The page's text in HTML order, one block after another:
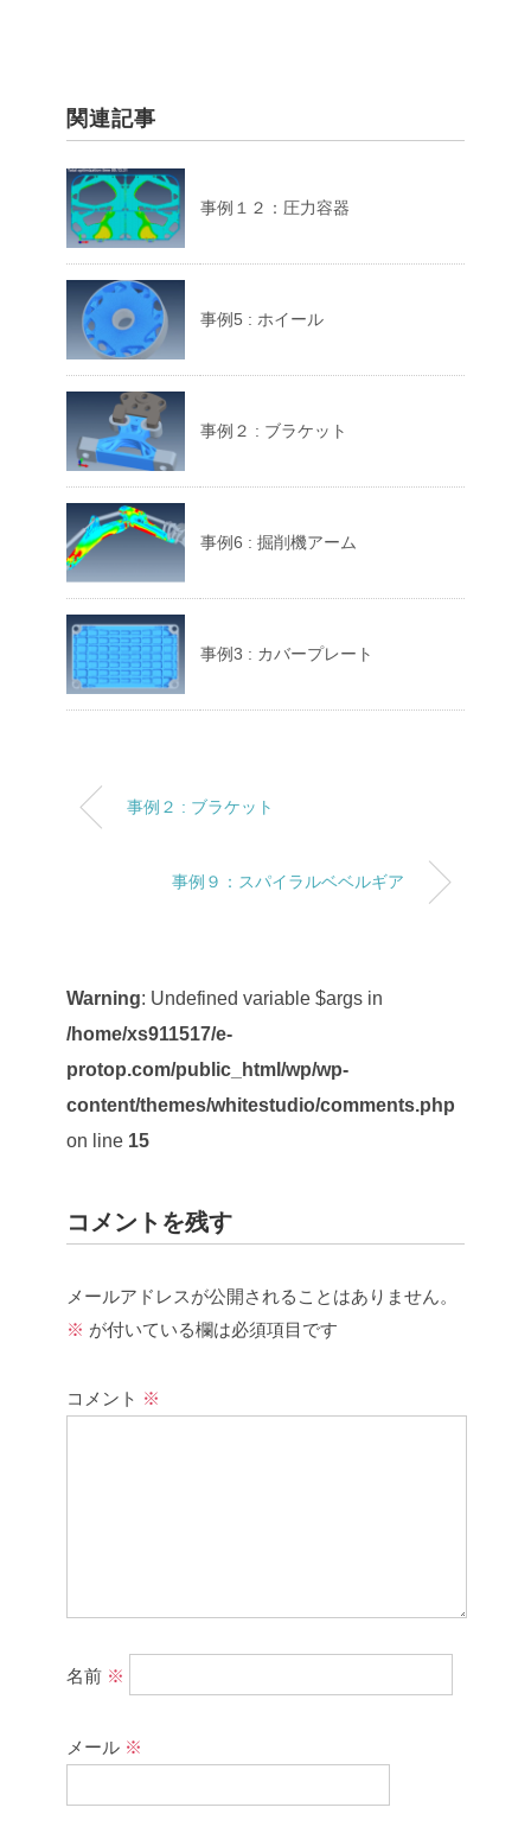
関連記事
事例１２：圧力容器
事例5 : ホイール
事例２ : ブラケット
事例6 : 掘削機アーム
事例3 : カバープレート
事例２ : ブラケット
事例９：スパイラルベベルギア
Warning: Undefined variable $args in
/home/xs911517/e-
protop.com/public_html/wp/wp-
content/themes/whitestudio/comments.php
on line 15
コメントを残す
メールアドレスが公開されることはありません。
※ が付いている欄は必須項目です
コメント ※
名前 ※
メール ※